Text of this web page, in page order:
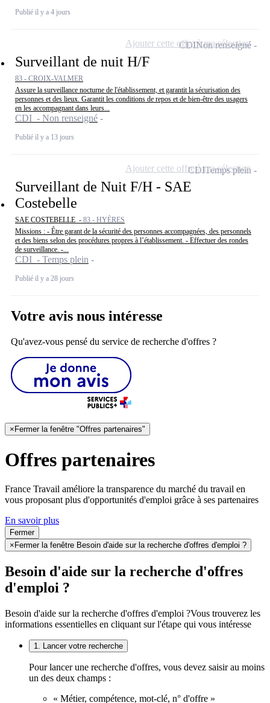
Publié il y a 4 jours
Surveillant de nuit H/F
83 - CROIX-VALMER
Assure la surveillance nocturne de l'établissement, et garantit la sécurisation des
personnes et des lieux. Garantit les conditions de repos et de bien-être des usagers
en les accompagnant dans leurs...
CDI - Non renseigné
Publié il y a 13 jours
CDINon renseigné
Ajouter cette offre à ma sélection
Surveillant de Nuit F/H - SAE
Costebelle
SAE COSTEBELLE - 83 - HYÈRES
Missions : - Être garant de la sécurité des personnes accompagnées, des personnels
et des biens selon des procédures propres à l’établissement. - Effectuer des rondes
de surveillance. -...
CDI - Temps plein
Publié il y a 28 jours
CDITemps plein
Ajouter cette offre à ma sélection
Votre avis nous intéresse
Qu'avez-vous pensé du service de recherche d'offres ?
× Fermer la fenêtre "Offres partenaires"
Offres partenaires
France Travail améliore la transparence du marché du travail en
vous proposant plus d'opportunités d'emploi grâce à ses partenaires
En savoir plus
Fermer
× Fermer la fenêtre Besoin d'aide sur la recherche d'offres d'emploi ?
Besoin d'aide sur la recherche d'offres
d'emploi ?
Besoin d'aide sur la recherche d'offres d'emploi ?Vous trouverez les
informations essentielles en cliquant sur l'étape qui vous intéresse
1. Lancer votre recherche
Pour lancer une recherche d'offres, vous devez saisir au moins
un des deux champs :
« Métier, compétence, mot-clé, n° d'offre »